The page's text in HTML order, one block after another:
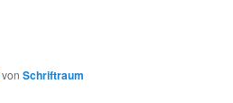
vonSchriftraum